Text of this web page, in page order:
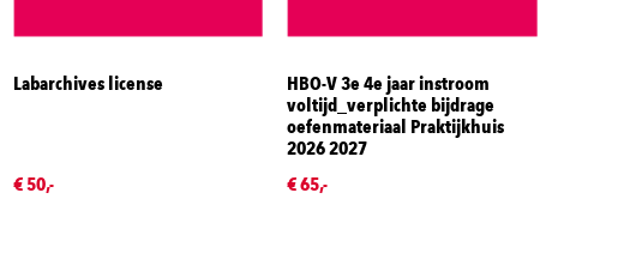
Labarchives license
€ 50,-
HBO-V 3e 4e jaar instroom
voltijd_verplichte bijdrage
oefenmateriaal Praktijkhuis
2026 2027
€ 65,-